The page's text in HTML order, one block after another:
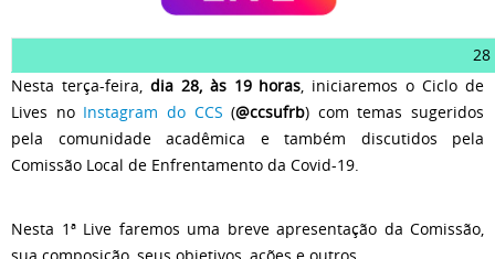
Nesta terça-feira, dia 28, às 19 horas , iniciaremos o Ciclo de
Lives no Instagram do CCS (@ccsufrb) com temas sugeridos
pela comunidade acadêmica e também discutidos pela
Comissão Local de Enfrentamento da Covid-19.
Nesta 1ª Live faremos uma breve apresentação da Comissão,
sua composição, seus objetivos, ações e outros.